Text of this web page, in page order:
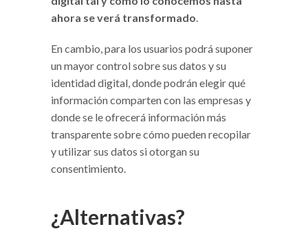
ahora se verá transformado.
En cambio, para los usuarios podrá suponer
un mayor control sobre sus datos y su
identidad digital, donde podrán elegir qué
información comparten con las empresas y
donde se le ofrecerá información más
transparente sobre cómo pueden recopilar
y utilizar sus datos si otorgan su
consentimiento.
¿Alternativas?